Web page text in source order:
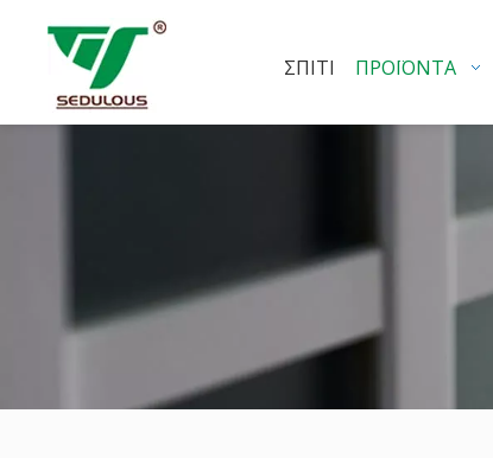
ΣΠΊΤΙ ΠΡΟΪΌΝΤΑ